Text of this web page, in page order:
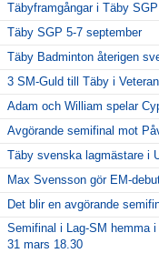
Täbyframgångar i Täby SGP
Täby SGP 5-7 september
Täby Badminton återigen
3 SM-Guld till Täby i
Adam och William spelar
Avgörande semifinal mot
Täby svenska lagmästare i
Max Svensson gör EM-
Det blir en avgörande
Semifinal i Lag-SM hemma
31 mars 18.30